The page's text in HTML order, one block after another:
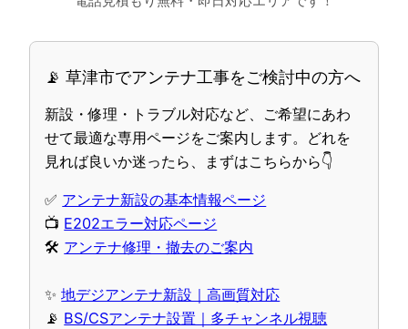
📡 草津市でアンテナ工事をご検討中の方へ
新設・修理・トラブル対応など、ご希望にあわ
せて最適な専用ページをご案内します。どれを
見れば良いか迷ったら、まずはこちらから👇
✅ アンテナ新設の基本情報ページ
📺 E202エラー対応ページ
🛠 アンテナ修理・撤去のご案内
✨地デジアンテナ新設｜高画質対応
📡 BS/CSアンテナ設置｜多チャンネル視聴